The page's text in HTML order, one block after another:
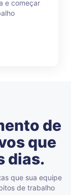
e começar
de
que
dias.
que sua equipe
de trabalho